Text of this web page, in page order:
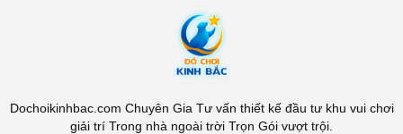
Dochoikinhbac.com Chuyên Gia Tư vấn thiết kế đầu tư khu vui chơi
giải trí Trong nhà ngoài trời Trọn Gói vượt trội.